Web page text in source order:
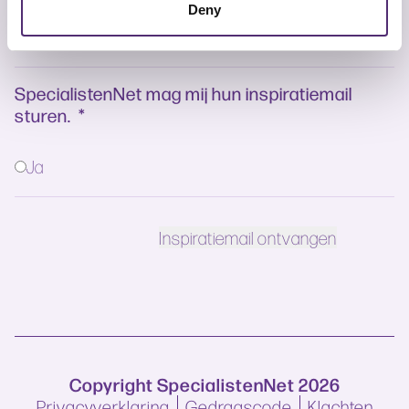
Deny
SpecialistenNet mag mij hun inspiratiemail
sturen. *
Ja
Copyright SpecialistenNet 2026